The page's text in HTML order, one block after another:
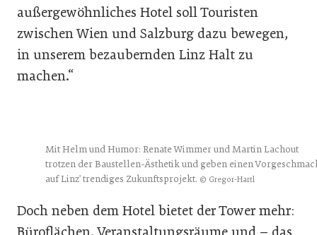
außergewöhnliches Hotel soll Touristen
zwischen Wien und Salzburg dazu bewegen,
in unserem bezaubernden Linz Halt zu
machen.“
Mit Helm und Humor: Renate Wimmer und Martin Lachout
trotzen der Baustellen-Ästhetik und geben einen
auf Linz' trendiges Zukunftsprojekt. © Gregor-Hartl
Doch neben dem Hotel bietet der Tower mehr: